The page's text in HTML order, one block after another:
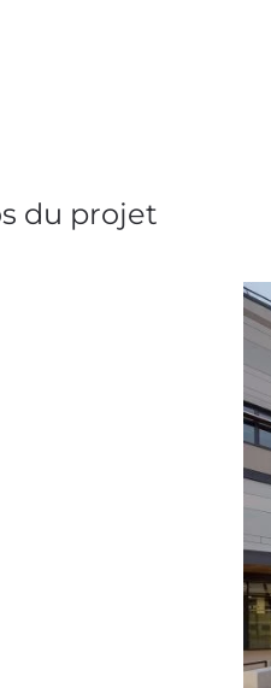
du projet